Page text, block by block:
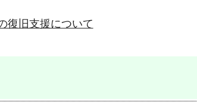
復旧支援について